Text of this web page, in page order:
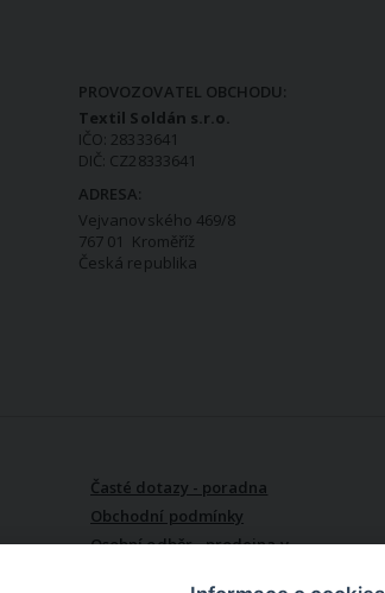
PROVOZOVATEL OBCHODU:
Textil Soldán s.r.o.
IČO: 28333641
DIČ: CZ28333641
ADRESA:
Vejvanovského 469/8
767 01 Kroměříž
Česká republika
Časté dotazy - poradna
Obchodní podmínky
Osobní odběr - prodejna v